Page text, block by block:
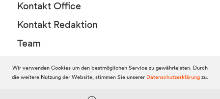
Kontakt Office
Kontakt Redaktion
Team
© 2010-2026 Dolomitenstadt.at
Wir verwenden Cookies um den bestmöglichen Service zu gewährleisten. Durch
die weitere Nutzung der Website, stimmen Sie unserer Datenschutzerklärungzu.